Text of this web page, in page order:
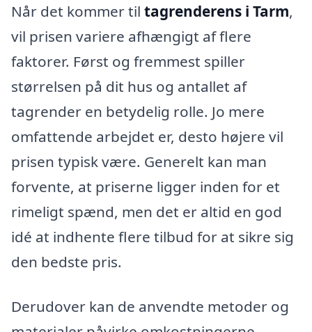
Når det kommer til tagrenderens i Tarm,
vil prisen variere afhængigt af flere
faktorer. Først og fremmest spiller
størrelsen på dit hus og antallet af
tagrender en betydelig rolle. Jo mere
omfattende arbejdet er, desto højere vil
prisen typisk være. Generelt kan man
forvente, at priserne ligger inden for et
rimeligt spænd, men det er altid en god
idé at indhente flere tilbud for at sikre sig
den bedste pris.
Derudover kan de anvendte metoder og